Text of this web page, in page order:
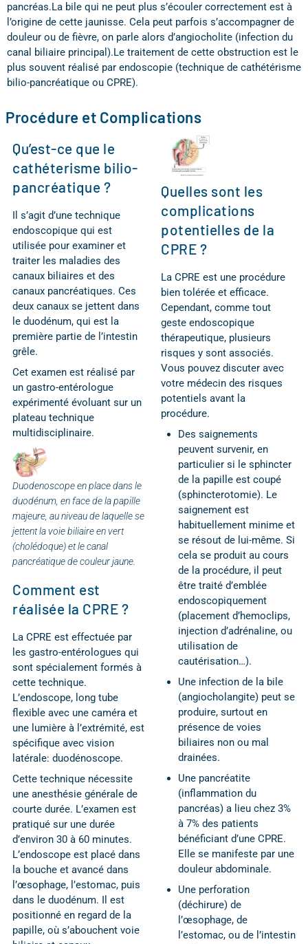
pancréas.La bile qui ne peut plus s’écouler correctement est à
l’origine de cette jaunisse. Cela peut parfois s’accompagner de
douleur ou de fièvre, on parle alors d’angiocholite (infection du
canal biliaire principal).Le traitement de cette obstruction est le
plus souvent réalisé par endoscopie (technique de cathétérisme
bilio-pancréatique ou CPRE).
Procédure et Complications
Qu’est-ce que le
cathéterisme bilio-
pancréatique ?
Il s’agit d’une technique
endoscopique qui est
utilisée pour examiner et
traiter les maladies des
canaux biliaires et des
canaux pancréatiques. Ces
deux canaux se jettent dans
le duodénum, qui est la
première partie de l’intestin
grêle.
Cet examen est réalisé par
un gastro-entérologue
expérimenté évoluant sur un
plateau technique
multidisciplinaire.
Duodenoscope en place dans le
duodénum, en face de la papille
majeure, au niveau de laquelle se
jettent la voie biliaire en vert
(cholédoque) et le canal
pancréatique de couleur jaune.
Comment est
réalisée la CPRE ?
La CPRE est effectuée par
les gastro-entérologues qui
sont spécialement formés à
cette technique.
L’endoscope, long tube
flexible avec une caméra et
une lumière à l’extrémité, est
spécifique avec vision
latérale: duodénoscope.
Cette technique nécessite
une anesthésie générale de
courte durée. L’examen est
pratiqué sur une durée
d’environ 30 à 60 minutes.
L’endoscope est placé dans
la bouche et avancé dans
l’œsophage, l’estomac, puis
dans le duodénum. Il est
positionné en regard de la
papille, où s’abouchent voie
Quelles sont les
complications
potentielles de la
CPRE ?
La CPRE est une procédure
bien tolérée et efficace.
Cependant, comme tout
geste endoscopique
thérapeutique, plusieurs
risques y sont associés.
Vous pouvez discuter avec
votre médecin des risques
potentiels avant la
procédure.
Des saignements
peuvent survenir, en
particulier si le sphincter
de la papille est coupé
(sphincterotomie). Le
saignement est
habituellement minime et
se résout de lui-même. Si
cela se produit au cours
de la procédure, il peut
être traité d’emblée
endoscopiquement
(placement d’hemoclips,
injection d’adrénaline, ou
utilisation de
cautérisation…).
Une infection de la bile
(angiocholangite) peut se
produire, surtout en
présence de voies
biliaires non ou mal
drainées.
Une pancréatite
(inflammation du
pancréas) a lieu chez 3%
à 7% des patients
bénéficiant d’une CPRE.
Elle se manifeste par une
douleur abdominale.
Une perforation
(déchirure) de
l’œsophage, de
l’estomac, ou de l’intestin